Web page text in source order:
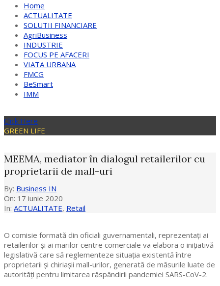
Home
ACTUALITATE
SOLUTII FINANCIARE
AgriBusiness
INDUSTRIE
FOCUS PE AFACERI
VIATA URBANA
FMCG
BeSmart
IMM
Click Here
GREEN LIFE
MEEMA, mediator în dialogul retailerilor cu
proprietarii de mall-uri
By: Business IN
On: 17 iunie 2020
In: ACTUALITATE, Retail
O comisie formată din oficiali guvernamentali, reprezentați ai
retailerilor şi ai marilor centre comerciale va elabora o inițiativă
legislativă care să reglementeze situația existentă între
proprietarii și chiriașii mall-urilor, generată de măsurile luate de
autorități pentru limitarea răspândirii pandemiei SARS-CoV-2.